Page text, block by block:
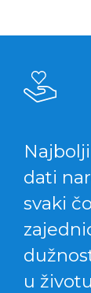
dati
svaki
u životu